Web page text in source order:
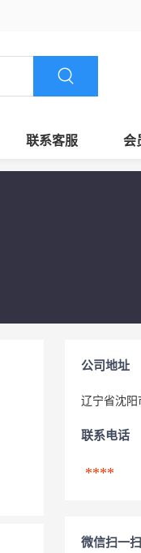
联系客服 会
公司地址
辽宁省沈阳
联系电话
****
微信扫一